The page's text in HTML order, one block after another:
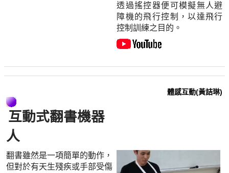
透過搖控器便可模擬無人避
障機的飛行控制，以達飛行
控制訓練之目的。
互動式翻書機器
人
體感互動(黃詰琳)
翻書雖然是一項簡單的動作，
但對於有天生殘疾或手部受傷